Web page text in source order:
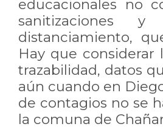
educacionales no
sanitizaciones
distanciamiento,
Hay que
trazabilidad, datos
aún cuando en
de contagios no se
la comuna de